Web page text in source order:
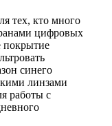
тех, кто много
цифровых
покрытие
синего
линзами
работы с